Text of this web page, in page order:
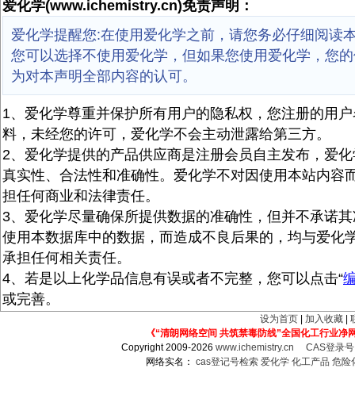
爱化学(www.ichemistry.cn)免责声明：
爱化学提醒您:在使用爱化学之前，请您务必仔细阅读
您可以选择不使用爱化学，但如果您使用爱化学，您
为对本声明全部内容的认可。
1、爱化学尊重并保护所有用户的隐私权，您注册的用
料，未经您的许可，爱化学不会主动泄露给第三方。
2、爱化学提供的产品供应商是注册会员自主发布，爱
真实性、合法性和准确性。爱化学不对因使用本站内容
担任何商业和法律责任。
3、爱化学尽量确保所提供数据的准确性，但并不承诺
使用本数据库中的数据，而造成不良后果的，均与爱化
承担任何相关责任。
4、若是以上化学品信息有误或者不完整，您可以点击“
或完善。
设为首页 加入收藏
《“清朗网络空间 共筑禁毒防线”全国化工行业净
Copyright 2009-2026www.ichemistry.cn
CAS登录
网络实名： cas登记号检索 爱化学 化工产品 危险